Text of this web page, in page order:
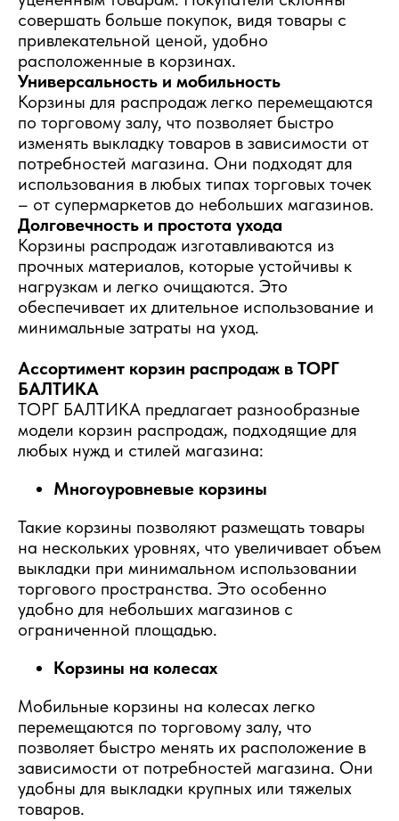
совершать больше покупок, видя товары с
привлекательной ценой, удобно
расположенные в корзинах.
Универсальность и мобильность
Корзины для распродаж легко перемещаются
по торговому залу, что позволяет быстро
изменять выкладку товаров в зависимости от
потребностей магазина. Они подходят для
использования в любых типах торговых точек
– от супермаркетов до небольших магазинов.
Долговечность и простота ухода
Корзины распродаж изготавливаются из
прочных материалов, которые устойчивы к
нагрузкам и легко очищаются. Это
обеспечивает их длительное использование и
минимальные затраты на уход.
Ассортимент корзин распродаж в ТОРГ
БАЛТИКА
ТОРГ БАЛТИКА предлагает разнообразные
модели корзин распродаж, подходящие для
любых нужд и стилей магазина:
Многоуровневые корзины
Такие корзины позволяют размещать товары
на нескольких уровнях, что увеличивает объем
выкладки при минимальном использовании
торгового пространства. Это особенно
удобно для небольших магазинов с
ограниченной площадью.
Корзины на колесах
Мобильные корзины на колесах легко
перемещаются по торговому залу, что
позволяет быстро менять их расположение в
зависимости от потребностей магазина. Они
удобны для выкладки крупных или тяжелых
товаров.